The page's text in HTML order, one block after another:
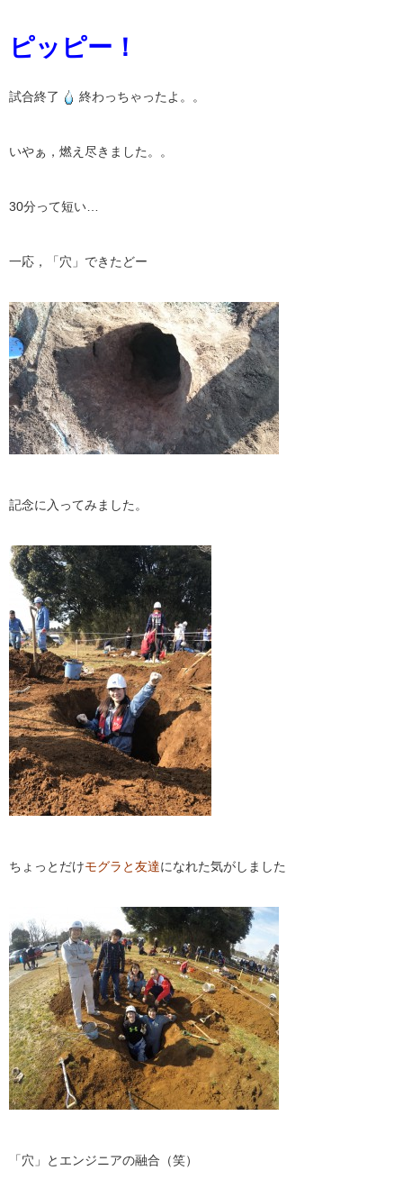
ピッピー！
試合終了 終わっちゃったよ。。
いやぁ，燃え尽きました。。
30分って短い…
一応，「穴」できたどー
記念に入ってみました。
ちょっとだけモグラと友達になれた気がしました
「穴」とエンジニアの融合（笑）